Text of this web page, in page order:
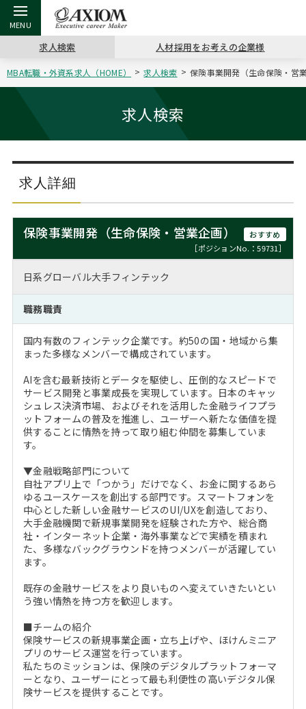
戻る
アクシアムの特長
戻る
コンサ
サービス案内
戻る
キャリ
コンサルタントの紹介
戻る
キャリア支援 TOP
キャリアデザイン講座
（最新求人市場動向）
戻る
MBAの
おわり
ステージ別アドバイス
MBAの転職事例
MBAからのFAQ
MBA留学生数の推移
戻る
日本か
年齢と年収の相関図
戻る
転職ツール TOP
英文レジュメの書き方
戻る
パワー
職務経歴書の書き方
外資系／面接攻略のコツ
戻る
転職コラム TOP
“展”職相談室
転職市場の明日をよめ
キャリアに効く一冊
注目企業インタビュー
戻る
イベント・セミナー TOP
ジョブフェア
キャリアデザインセミナー
プロ経営者の特別セミナー
Career Talk Live
MBA NETWORKING
戻る
会社概要 TOP
沿革
主なクライアント
パブリシティ
ニュースリリース
求人検索 人材採用をお考えの企業様
MBA転職・外資系求人（HOME） 求人検索 保険事業開発（生命保険・営
求人検索
求人詳細
保険事業開発（生命保険・営業企画）
おすすめ
［ポジションNo.：59731］
日系グローバル大手フィンテック
職務職責
国内有数のフィンテック企業です。約50の国・地域から集
まった多様なメンバーで構成されています。
AIを含む最新技術とデータを駆使し、圧倒的なスピードで
サービス開発と事業成長を実現しています。日本のキャッ
シュレス決済市場、およびそれを活用した金融ライフプラ
ットフォームの普及を推進し、ユーザーへ新たな価値を提
供することに情熱を持って取り組む仲間を募集していま
す。
▼金融戦略部門について
自社アプリ上で「つかう」だけでなく、お金に関するあら
ゆるユースケースを創出する部門です。スマートフォンを
中心とした新しい金融サービスのUI/UXを創造しており、
大手金融機関で新規事業開発を経験された方や、総合商
社・インターネット企業・海外事業などで実績を積まれ
た、多様なバックグラウンドを持つメンバーが活躍してい
ます。
既存の金融サービスをより良いものへ変えていきたいとい
う強い情熱を持つ方を歓迎します。
■チームの紹介
保険サービスの新規事業企画・立ち上げや、ほけんミニア
プリのサービス運営を行っています。
私たちのミッションは、保険のデジタルプラットフォーマ
ーとなり、ユーザーにとって最も利便性の高いデジタル保
険サービスを提供することです。